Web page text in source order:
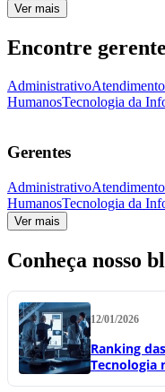
Ver mais
Encontre
AdministrativoAtendimento
HumanosTecnologia da
Gerentes
AdministrativoAtendimento
HumanosTecnologia da
Ver mais
Conheça nosso
12/01/2026
Ranking
Tecnologia